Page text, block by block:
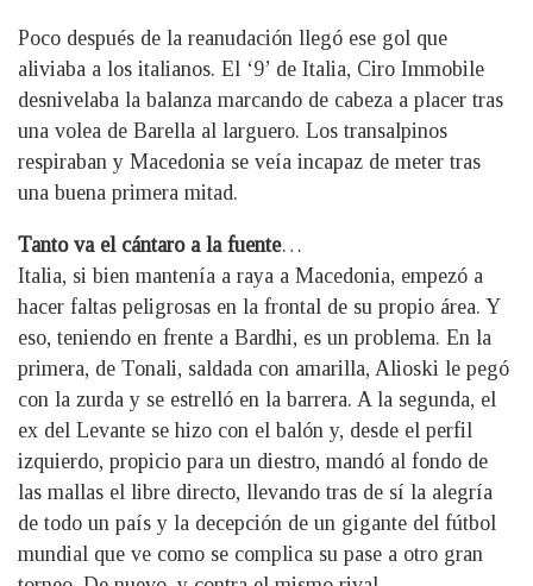
Poco después de la reanudación llegó ese gol que
aliviaba a los italianos. El ‘9’ de Italia, Ciro Immobile
desnivelaba la balanza marcando de cabeza a placer tras
una volea de Barella al larguero. Los transalpinos
respiraban y Macedonia se veía incapaz de meter tras
una buena primera mitad.
Tanto va el cántaro a la fuente…
Italia, si bien mantenía a raya a Macedonia, empezó a
hacer faltas peligrosas en la frontal de su propio área. Y
eso, teniendo en frente a Bardhi, es un problema. En la
primera, de Tonali, saldada con amarilla, Alioski le pegó
con la zurda y se estrelló en la barrera. A la segunda, el
ex del Levante se hizo con el balón y, desde el perfil
izquierdo, propicio para un diestro, mandó al fondo de
las mallas el libre directo, llevando tras de sí la alegría
de todo un país y la decepción de un gigante del fútbol
mundial que ve como se complica su pase a otro gran